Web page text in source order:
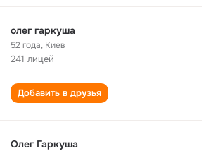
олег гаркуша
52 года, Киев
241 лицей
Добавить в друзья
Олег Гаркуша